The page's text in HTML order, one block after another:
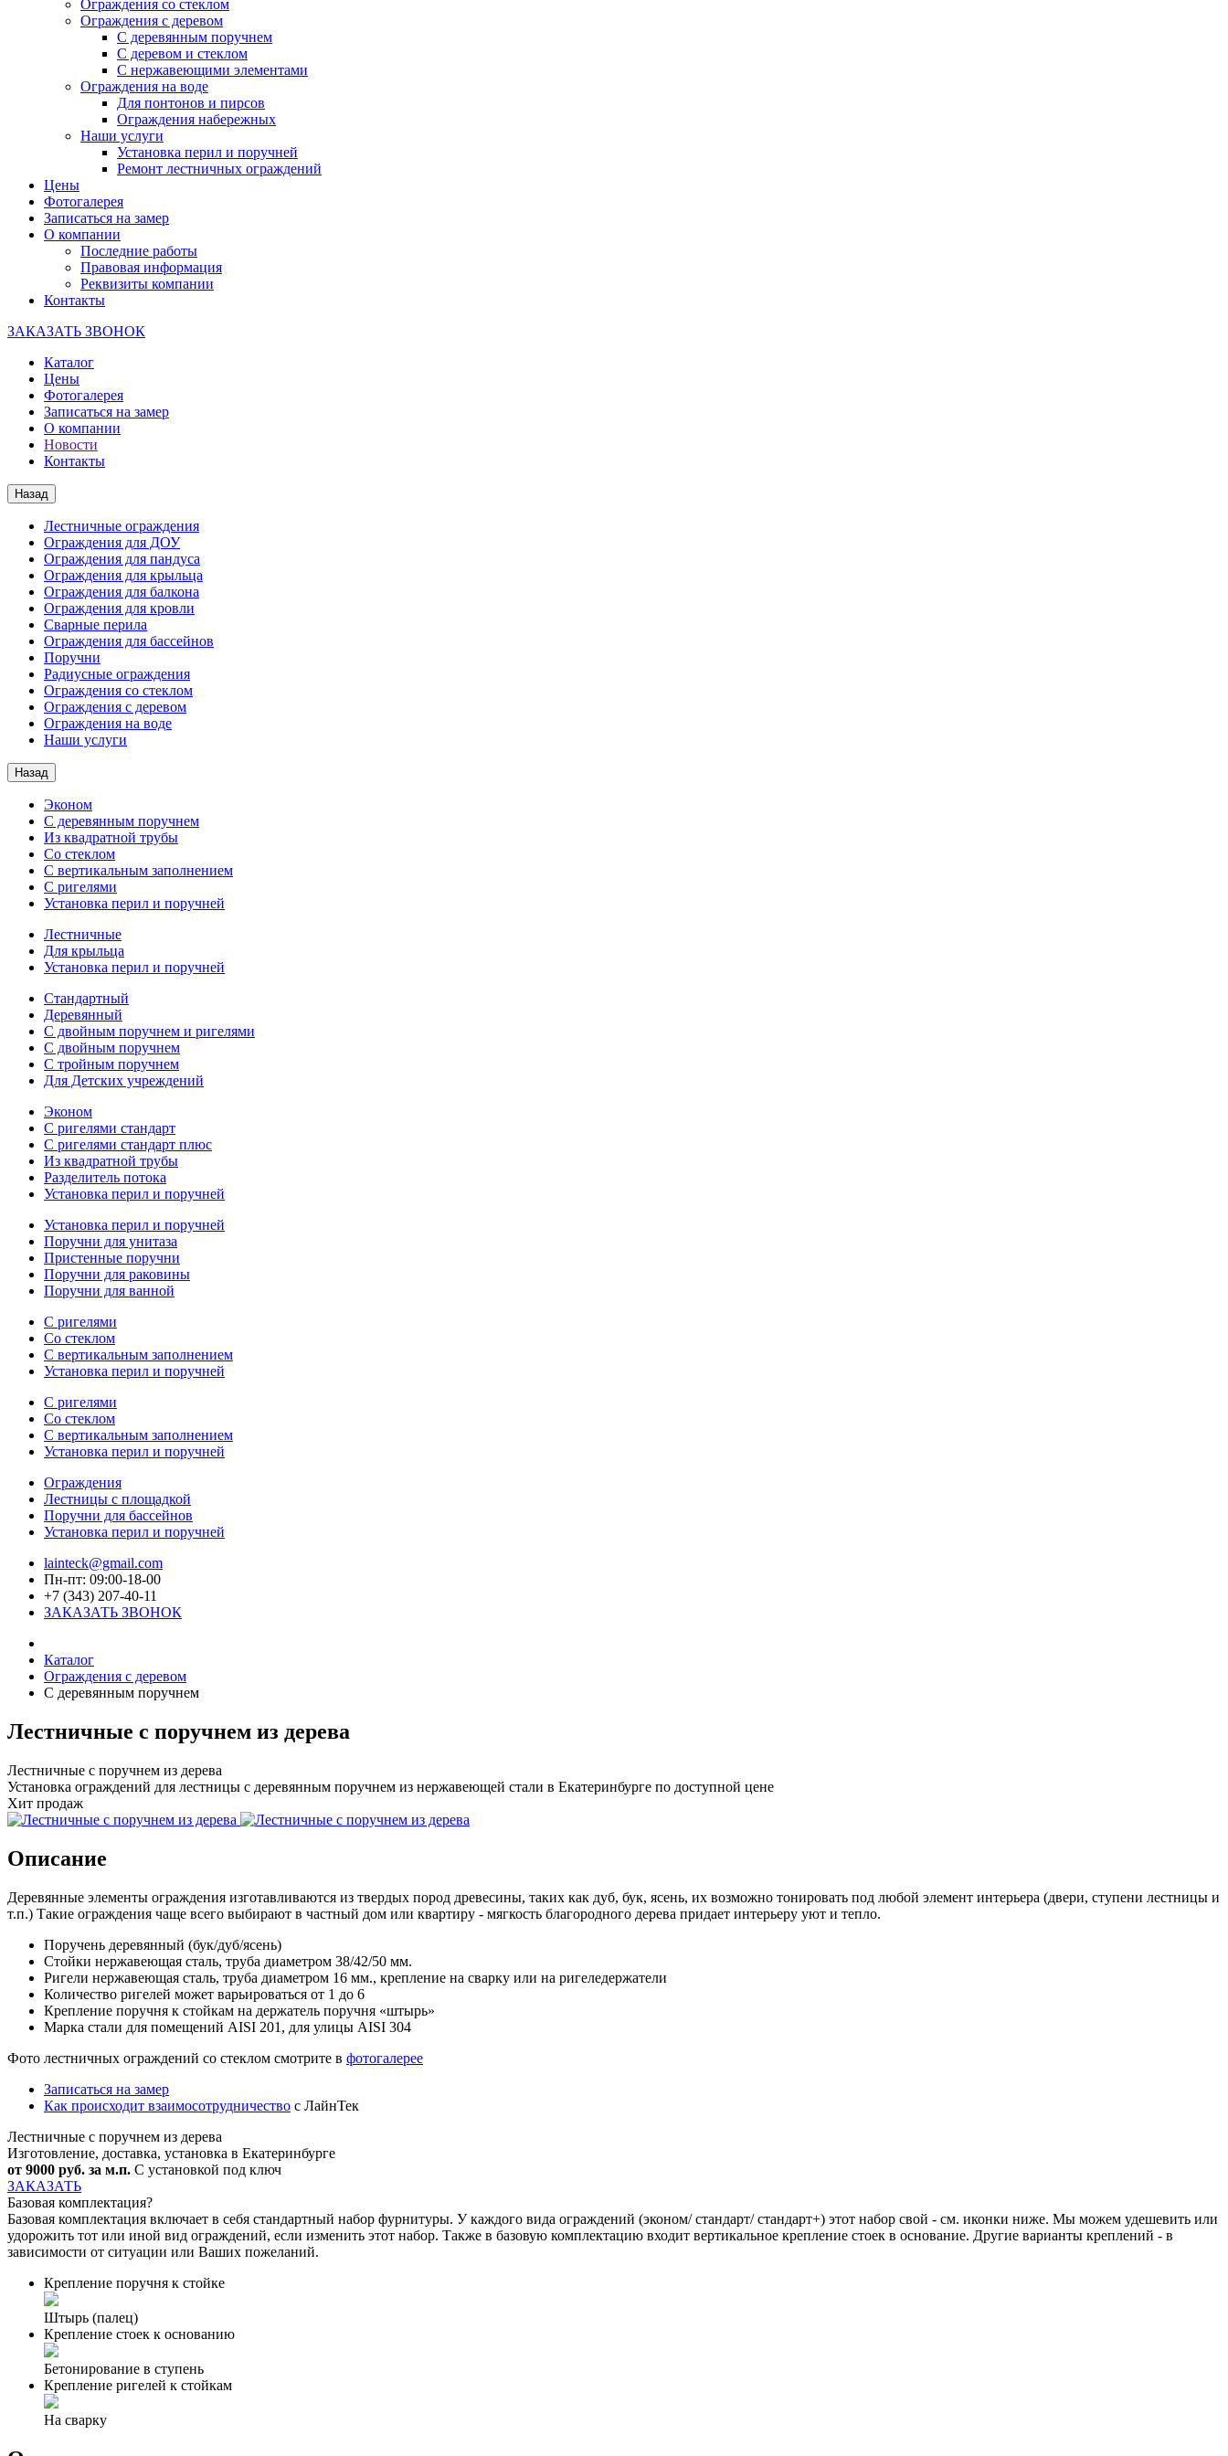
Ограждения со стеклом
Ограждения с деревом
С деревянным поручнем
С деревом и стеклом
С нержавеющими элементами
Ограждения на воде
Для понтонов и пирсов
Ограждения набережных
Наши услуги
Установка перил и поручней
Ремонт лестничных ограждений
Цены
Фотогалерея
Записаться на замер
О компании
Последние работы
Правовая информация
Реквизиты компании
Контакты
ЗАКАЗАТЬ ЗВОНОК
Каталог
Цены
Фотогалерея
Записаться на замер
О компании
Новости
Контакты
Назад
Лестничные ограждения
Ограждения для ДОУ
Ограждения для пандуса
Ограждения для крыльца
Ограждения для балкона
Ограждения для кровли
Сварные перила
Ограждения для бассейнов
Поручни
Радиусные ограждения
Ограждения со стеклом
Ограждения с деревом
Ограждения на воде
Наши услуги
Назад
Эконом
С деревянным поручнем
Из квадратной трубы
Со стеклом
С вертикальным заполнением
С ригелями
Установка перил и поручней
Лестничные
Для крыльца
Установка перил и поручней
Стандартный
Деревянный
С двойным поручнем и ригелями
С двойным поручнем
С тройным поручнем
Для Детских учреждений
Эконом
С ригелями стандарт
С ригелями стандарт плюс
Из квадратной трубы
Разделитель потока
Установка перил и поручней
Установка перил и поручней
Поручни для унитаза
Пристенные поручни
Поручни для раковины
Поручни для ванной
С ригелями
Со стеклом
С вертикальным заполнением
Установка перил и поручней
С ригелями
Со стеклом
С вертикальным заполнением
Установка перил и поручней
Ограждения
Лестницы с площадкой
Поручни для бассейнов
Установка перил и поручней
lainteck@gmail.com
Пн-пт: 09:00-18-00
+7 (343) 207-40-11
ЗАКАЗАТЬ ЗВОНОК
Каталог
Ограждения с деревом
С деревянным поручнем
Лестничные с поручнем из дерева
Лестничные с поручнем из дерева
Установка ограждений для лестницы с деревянным поручнем из нержавеющей стали в Екатеринбурге по доступной цене
Хит продаж
Описание
Деревянные элементы ограждения изготавливаются из твердых пород древесины, таких как дуб, бук, ясень, их возможно тонировать под любой элемент интерьера (двери, ступени лестницы и
т.п.) Такие ограждения чаще всего выбирают в частный дом или квартиру - мягкость благородного дерева придает интерьеру уют и тепло.
Поручень деревянный (бук/дуб/ясень)
Стойки нержавеющая сталь, труба диаметром 38/42/50 мм.
Ригели нержавеющая сталь, труба диаметром 16 мм., крепление на сварку или на ригеледержатели
Количество ригелей может варьироваться от 1 до 6
Крепление поручня к стойкам на держатель поручня «штырь»
Марка стали для помещений AISI 201, для улицы AISI 304
Фото лестничных ограждений со стеклом смотрите в фотогалерее
Записаться на замер
Как происходит взаимосотрудничество с ЛайнТек
Лестничные с поручнем из дерева
Изготовление, доставка, установка в Екатеринбурге
от 9000 руб. за м.п. С установкой под ключ
ЗАКАЗАТЬ
Базовая комплектация?
Базовая комплектация включает в себя стандартный набор фурнитуры. У каждого вида ограждений (эконом/ стандарт/ стандарт+) этот набор свой - см. иконки ниже. Мы можем удешевить или
удорожить тот или иной вид ограждений, если изменить этот набор. Также в базовую комплектацию входит вертикальное крепление стоек в основание. Другие варианты креплений - в
зависимости от ситуации или Ваших пожеланий.
Крепление поручня к стойке
Штырь (палец)
Крепление стоек к основанию
Бетонирование в ступень
Крепление ригелей к стойкам
На сварку